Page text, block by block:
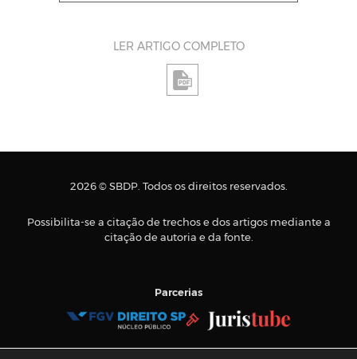
LER ARTIGO COMPLETO
2026 © SBDP. Todos os direitos reservados.
Possibilita-se a citação de trechos e dos artigos mediante a
citação de autoria e da fonte.
Parcerias